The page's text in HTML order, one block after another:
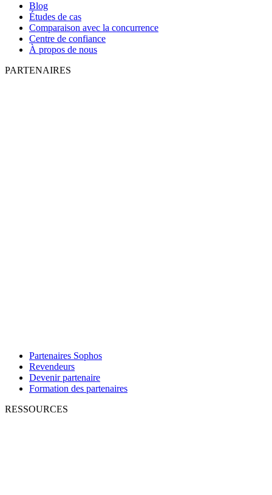
Blog
Études de cas
Comparaison avec la concurrence
Centre de confiance
À propos de nous
PARTENAIRES
Partenaires Sophos
Revendeurs
Devenir partenaire
Formation des partenaires
RESSOURCES